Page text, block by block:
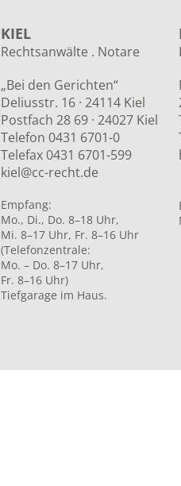
KIEL
Rechtsanwälte . Notare
„Bei den Gerichten“
Deliusstr. 16 · 24114 Kiel
Postfach 28 69 · 24027 Kiel
Telefon 0431 6701-0
Telefax 0431 6701-599
kiel@cc-recht.de
Empfang:
Mo., Di., Do. 8–18 Uhr,
Mi. 8–17 Uhr, Fr. 8–16 Uhr
(Telefonzentrale:
Mo. – Do. 8–17 Uhr,
Fr. 8–16 Uhr)
Tiefgarage im Haus.